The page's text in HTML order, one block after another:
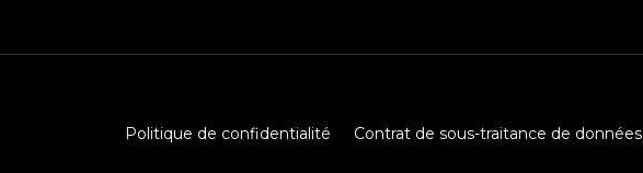
Politique de confidentialité Contrat de sous-traitance de données